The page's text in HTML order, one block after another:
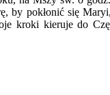
by pokłonić się
kroki kieruje do